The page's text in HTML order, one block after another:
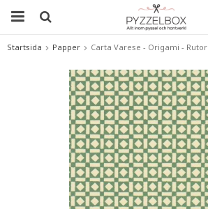
Startsida Papper Carta Varese - Origami - Rutor